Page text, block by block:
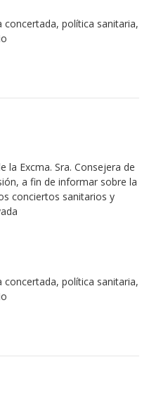
concertada, política sanitaria,
la Excma. Sra. Consejera de
a fin de informar sobre la
conciertos sanitarios y
concertada, política sanitaria,